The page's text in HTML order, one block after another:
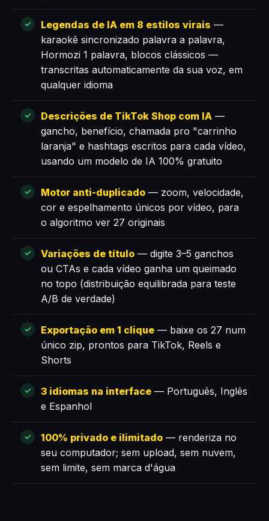
Legendas de IA em 8 estilos virais —
karaokê sincronizado palavra a palavra,
Hormozi 1 palavra, blocos clássicos —
transcritas automaticamente da sua voz, em
qualquer idioma
Descrições de TikTok Shop com IA —
gancho, benefício, chamada pro "carrinho
laranja" e hashtags escritos para cada vídeo,
usando um modelo de IA 100% gratuito
Motor anti-duplicado — zoom, velocidade,
cor e espelhamento únicos por vídeo, para
o algoritmo ver 27 originais
Variações de título — digite 3–5 ganchos
ou CTAs e cada vídeo ganha um queimado
no topo (distribuição equilibrada para teste
A/B de verdade)
Exportação em 1 clique — baixe os 27 num
único zip, prontos para TikTok, Reels e
Shorts
3 idiomas na interface — Português, Inglês
e Espanhol
100% privado e ilimitado — renderiza no
seu computador; sem upload, sem nuvem,
sem limite, sem marca d'água